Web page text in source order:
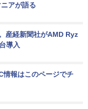
アが語る
産経新聞社がAMD Ryz
導入
情報はこのページでチ